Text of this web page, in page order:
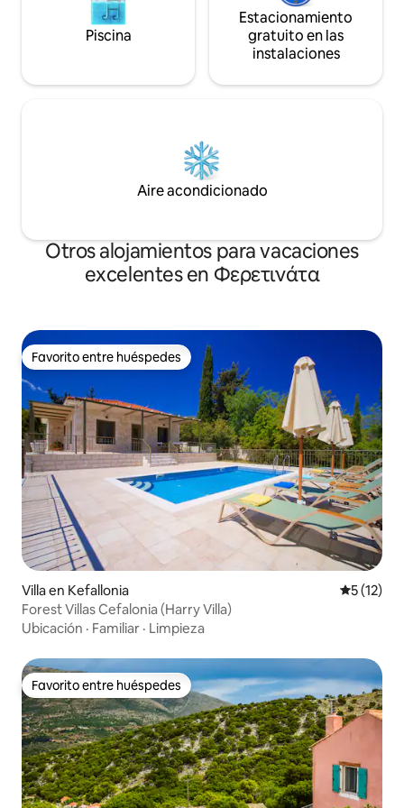
Piscina
Estacionamiento
gratuito en las
instalaciones
Aire acondicionado
Otros alojamientos para vacaciones
excelentes en Φερετινάτα
Favorito entre huéspedes
Favorito entre huéspedes
Villa en Kefallonia
5 (12)
Forest Villas Cefalonia (Harry Villa)
Ubicación · Familiar · Limpieza
Favorito entre huéspedes
Favorito entre huéspedes